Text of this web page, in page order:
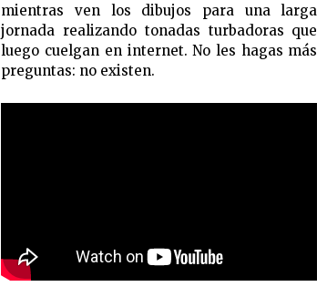
mientras ven los dibujos para una larga
jornada realizando tonadas turbadoras que
luego cuelgan en internet. No les hagas más
preguntas: no existen.